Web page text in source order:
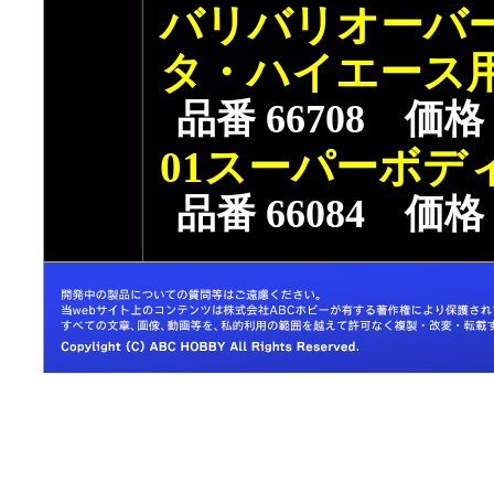
バリバリオーバ
タ・ハイエース
品番 66708 価格
01スーパーボデ
品番 66084 価格